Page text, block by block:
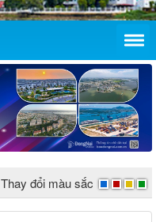
Thay đổi màu sắc